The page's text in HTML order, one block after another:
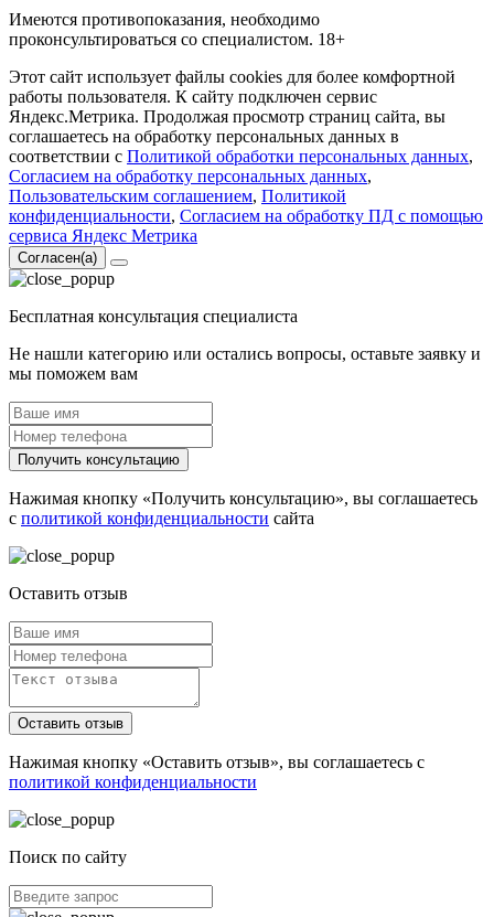
Имеются противопоказания, необходимо
проконсультироваться со специалистом. 18+
Этот сайт использует файлы cookies для более комфортной
работы пользователя. К сайту подключен сервис
Яндекс.Метрика. Продолжая просмотр страниц сайта, вы
соглашаетесь на обработку персональных данных в
соответствии с Политикой обработки персональных данных,
Согласием на обработку персональных данных,
Пользовательским соглашением, Политикой
конфиденциальности, Согласием на обработку ПД с помощью
сервиса Яндекс Метрика
Согласен(а)
Бесплатная консультация специалиста
Не нашли категорию или остались вопросы, оставьте заявку и
мы поможем вам
Получить консультацию
Нажимая кнопку «Получить консультацию», вы соглашаетесь
с политикой конфиденциальности сайта
Оставить отзыв
Оставить отзыв
Нажимая кнопку «Оставить отзыв», вы соглашаетесь с
политикой конфиденциальности
Поиск по сайту